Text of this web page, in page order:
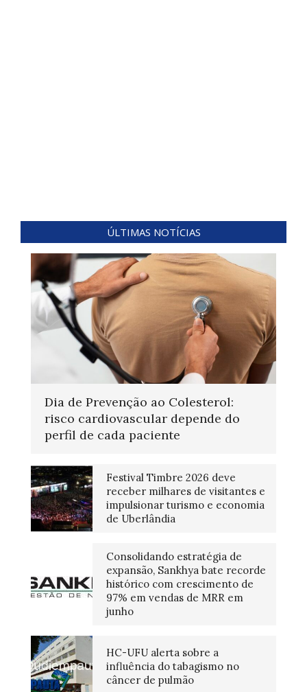
ÚLTIMAS NOTÍCIAS
Dia de Prevenção ao Colesterol:
risco cardiovascular depende do
perfil de cada paciente
Festival Timbre 2026 deve
receber milhares de visitantes e
impulsionar turismo e economia
de Uberlândia
Consolidando estratégia de
expansão, Sankhya bate recorde
histórico com crescimento de
97% em vendas de MRR em
junho
HC-UFU alerta sobre a
influência do tabagismo no
câncer de pulmão